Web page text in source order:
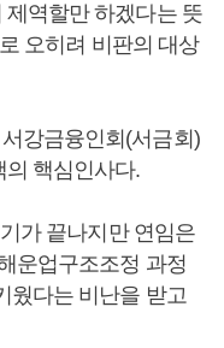
역할만 하겠다는 뜻
오히려 비판의 대상
강금융인회(서금회)
핵심인사다.
가 끝나지만 연임은
운업구조조정 과정
웠다는 비난을 받고